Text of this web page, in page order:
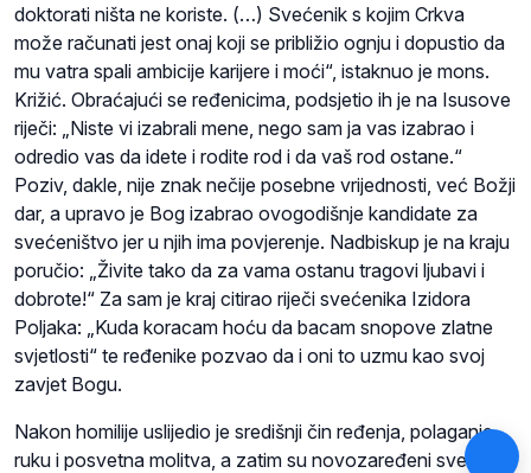
doktorati ništa ne koriste. (…) Svećenik s kojim Crkva
može računati jest onaj koji se približio ognju i dopustio da
mu vatra spali ambicije karijere i moći“, istaknuo je mons.
Križić. Obraćajući se ređenicima, podsjetio ih je na Isusove
riječi: „Niste vi izabrali mene, nego sam ja vas izabrao i
odredio vas da idete i rodite rod i da vaš rod ostane.“
Poziv, dakle, nije znak nečije posebne vrijednosti, već Božji
dar, a upravo je Bog izabrao ovogodišnje kandidate za
svećeništvo jer u njih ima povjerenje. Nadbiskup je na kraju
poručio: „Živite tako da za vama ostanu tragovi ljubavi i
dobrote!“ Za sam je kraj citirao riječi svećenika Izidora
Poljaka: „Kuda koracam hoću da bacam snopove zlatne
svjetlosti“ te ređenike pozvao da i oni to uzmu kao svoj
zavjet Bogu.
Nakon homilije uslijedio je središnji čin ređenja, polaganje
ruku i posvetna molitva, a zatim su novozaređeni svećenici